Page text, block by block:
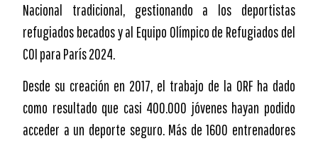
Nacional tradicional, gestionando a los deportistas
refugiados becados y al Equipo Olímpico de Refugiados del
COI para París 2024.
Desde su creación en 2017, el trabajo de la ORF ha dado
como resultado que casi 400.000 jóvenes hayan podido
acceder a un deporte seguro. Más de 1600 entrenadores